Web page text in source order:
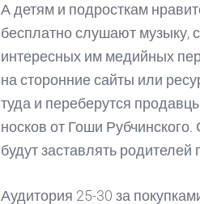
А детям и подросткам
бесплатно слушают музыку,
интересных им медийных
на сторонние сайты или
туда и переберутся
носков от Гоши
будут заставлять
Аудитория 25-30 за